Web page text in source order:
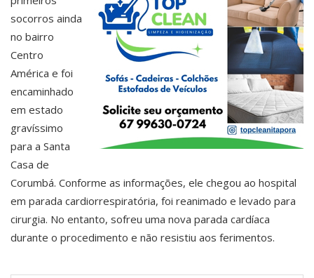
socorros ainda
no bairro
Centro
América e foi
encaminhado
em estado
gravíssimo
para a Santa
Casa de
Corumbá. Conforme as informações, ele chegou ao hospital
em parada cardiorrespiratória, foi reanimado e levado para
cirurgia. No entanto, sofreu uma nova parada cardíaca
durante o procedimento e não resistiu aos ferimentos.